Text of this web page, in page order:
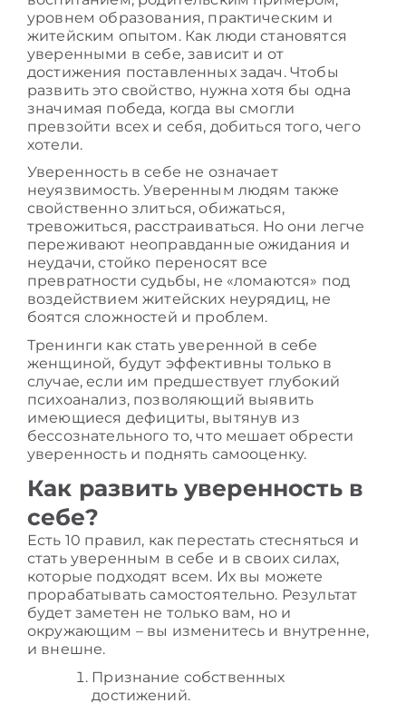
уровнемобразования, практическим и
житейским опытом. Как люди становятся
уверенными в себе,зависит и от
достижения поставленных задач. Чтобы
развить это свойство, нужна хотя бы одна
значимая победа, когда вы смогли
превзойти всех и себя, добиться того, чего
хотели.
Уверенность в себе не означает
неуязвимость. Уверенным людям также
свойственно злиться, обижаться,
тревожиться, расстраиваться. Но они легче
переживают неоправданные ожидания и
неудачи, стойко переносят все
превратности судьбы, не «ломаются» под
воздействием житейских неурядиц, не
боятся сложностей и проблем.
Тренинги как стать уверенной в себе
женщиной, будут эффективны только в
случае, если им предшествует глубокий
психоанализ, позволяющий выявить
имеющиеся дефициты, вытянув из
бессознательного то, что мешает обрести
уверенность и поднять самооценку.
Как развить уверенность в
себе?
Есть 10 правил, как перестать стесняться и
стать уверенным в себе и в своих силах,
которые подходят всем. Их вы можете
прорабатывать самостоятельно. Результат
будет заметен не только вам, но и
окружающим – вы изменитесь и внутренне,
и внешне.
Признание собственных
достижений.